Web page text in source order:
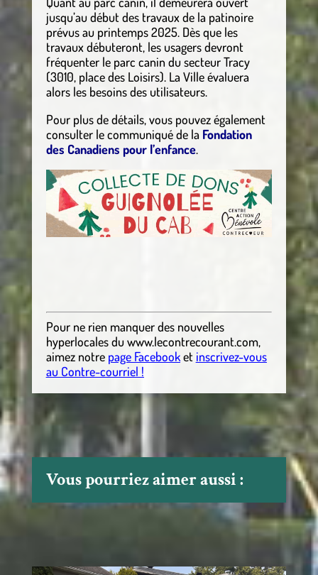
jusqu’au début des travaux de la patinoire
prévus au printemps 2025. Dès que les
travaux débuteront, les usagers devront
fréquenter le parc canin du secteur Tracy
(3010, place des Loisirs). La Ville évaluera
alors les besoins des utilisateurs.
Pour plus de détails, vous pouvez également
consulter le communiqué de la Fondation
des Canadiens pour l’enfance.
Pour ne rien manquer des nouvelles
hyperlocalesdu www.lecontrecourant.com,
aimez notre page Facebooket inscrivez-vous
au Contre-courriel !
Vous pourriez aimer aussi :